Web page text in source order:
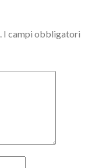
I campi obbligatori